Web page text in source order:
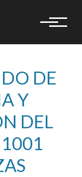
DE
Y
DEL
1001